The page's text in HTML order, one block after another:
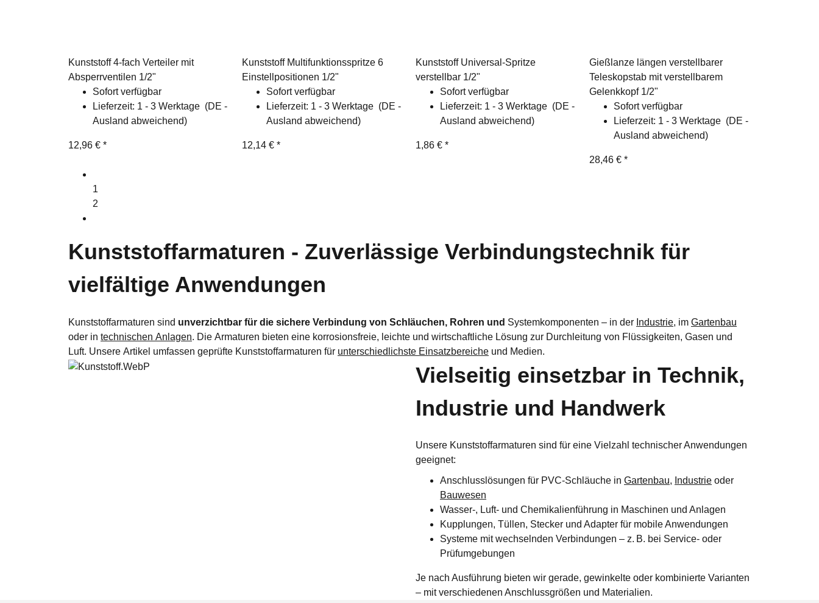
Kunststoff 4-fach Verteiler mit
Absperrventilen 1/2"
Sofort verfügbar
Lieferzeit: 1 - 3 Werktage (DE -
Ausland abweichend)
12,96 € *
Kunststoff Multifunktionsspritze 6
Einstellpositionen 1/2"
Sofort verfügbar
Lieferzeit: 1 - 3 Werktage (DE -
Ausland abweichend)
12,14 € *
Kunststoff Universal-Spritze
verstellbar 1/2"
Sofort verfügbar
Lieferzeit: 1 - 3 Werktage (DE -
Ausland abweichend)
1,86 € *
Gießlanze längen verstellbarer
Teleskopstab mit verstellbarem
Gelenkkopf 1/2"
Sofort verfügbar
Lieferzeit: 1 - 3 Werktage (DE -
Ausland abweichend)
28,46 € *
1
2
Kunststoffarmaturen - Zuverlässige Verbindungstechnik für
vielfältige Anwendungen
Kunststoffarmaturen sind unverzichtbar für die sichere Verbindung von Schläuchen, Rohren und Systemkomponenten – in der Industrie, im Gartenbau
oder in technischen Anlagen. Die Armaturen bieten eine korrosionsfreie, leichte und wirtschaftliche Lösung zur Durchleitung von Flüssigkeiten, Gasen und
Luft. Unsere Artikel umfassen geprüfte Kunststoffarmaturen für unterschiedlichste Einsatzbereiche und Medien.
Vielseitig einsetzbar in Technik,
Industrie und Handwerk
Unsere Kunststoffarmaturen sind für eine Vielzahl technischer Anwendungen
geeignet:
Anschlusslösungen für PVC-Schläuche in Gartenbau, Industrie oder
Bauwesen
Wasser-, Luft- und Chemikalienführung in Maschinen und Anlagen
Kupplungen, Tüllen, Stecker und Adapter für mobile Anwendungen
Systeme mit wechselnden Verbindungen – z. B. bei Service- oder
Prüfumgebungen
Je nach Ausführung bieten wir gerade, gewinkelte oder kombinierte Varianten
– mit verschiedenen Anschlussgrößen und Materialien.